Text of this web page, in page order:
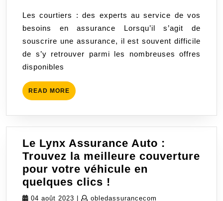
:
des
experts
au
de
vos
Les courtiers : des experts au service de vos
besoins en assurance Lorsqu’il s’agit de
souscrire une assurance, il est souvent difficile
de s’y retrouver parmi les nombreuses offres
disponibles
READ MORE READ
MORE
Le Lynx Assurance Auto :
Trouvez la meilleure couverture
pour votre véhicule en
quelques clics !
Lynx
04 août 2023 04
| obledassurancecom